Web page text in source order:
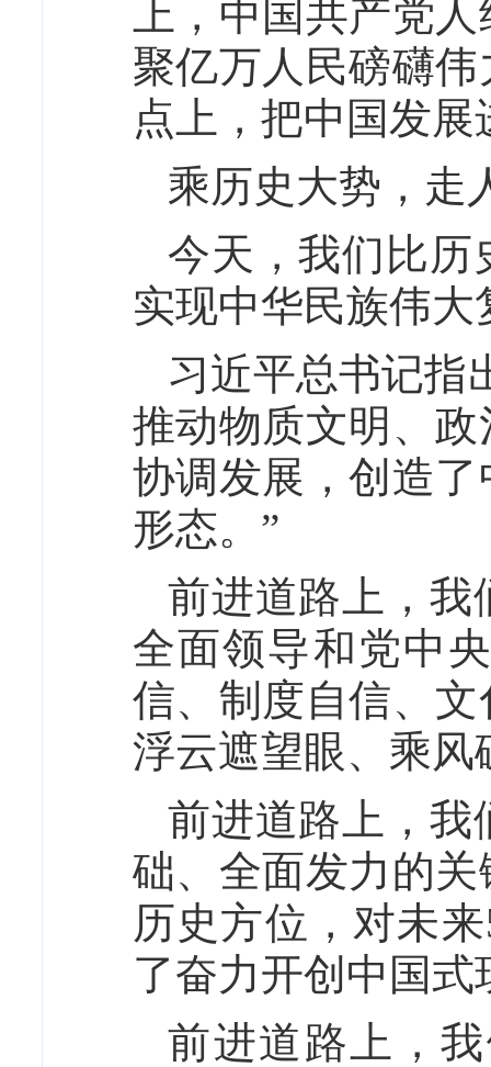
上，中国共产党
聚亿万人民磅礴
点上，把中国发
乘历史大势，走
今天，我们比历
实现中华民族伟大
习近平总书记指
推动物质文明、
协调发展，创造
形态。”
前进道路上，我
全面领导和党中
信、制度自信、
浮云遮望眼、乘风
前进道路上，我
础、全面发力的
历史方位，对未
了奋力开创中国
前进道路上，